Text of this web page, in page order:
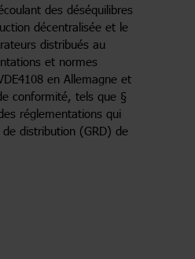
des déséquilibres
décentralisée et le
distribués au
et normes
en Allemagne et
conformité, tels que §
réglementations qui
distribution (GRD) de